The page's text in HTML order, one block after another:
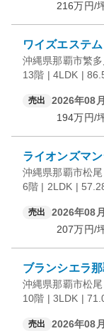
216万円/
ワイズエステム
沖縄県那覇市繁
13階 | 4LDK |
売出 2026年08月
194万円/
ライオンズマ
沖縄県那覇市松
6階 | 2LDK |
売出 2026年08月
207万円/
ブランシエラ
沖縄県那覇市松
10階 | 3LDK |
売出 2026年08月